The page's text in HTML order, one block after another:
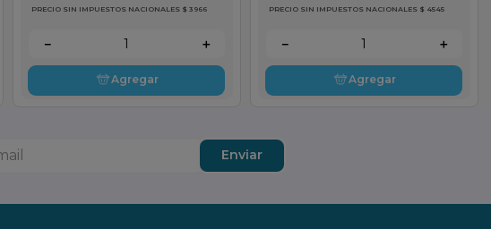
PRECIO SIN IMPUESTOS NACIONALES $ 3966
＋
－
Agregar
PRECIO SIN IMPUESTOS NACIONALES $ 4545
＋
－
Agregar
Enviar